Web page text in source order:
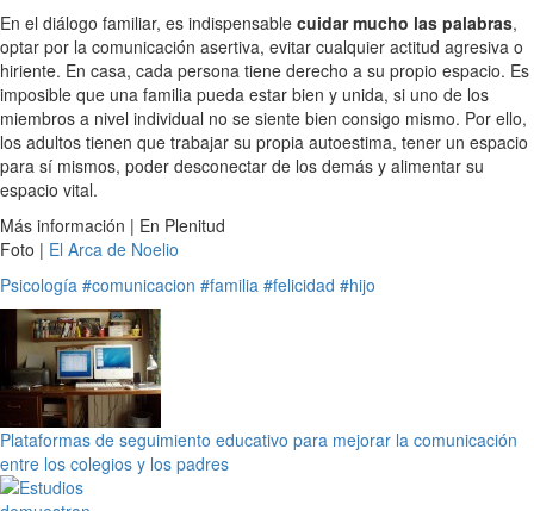
En el diálogo familiar, es indispensable cuidar mucho las palabras,
optar por la comunicación asertiva, evitar cualquier actitud agresiva o
hiriente. En casa, cada persona tiene derecho a su propio espacio. Es
imposible que una familia pueda estar bien y unida, si uno de los
miembros a nivel individual no se siente bien consigo mismo. Por ello,
los adultos tienen que trabajar su propia autoestima, tener un espacio
para sí mismos, poder desconectar de los demás y alimentar su
espacio vital.
Más información | En Plenitud
Foto | El Arca de Noelio
Psicología #comunicacion #familia #felicidad #hijo
Plataformas de seguimiento educativo para mejorar la comunicación
entre los colegios y los padres